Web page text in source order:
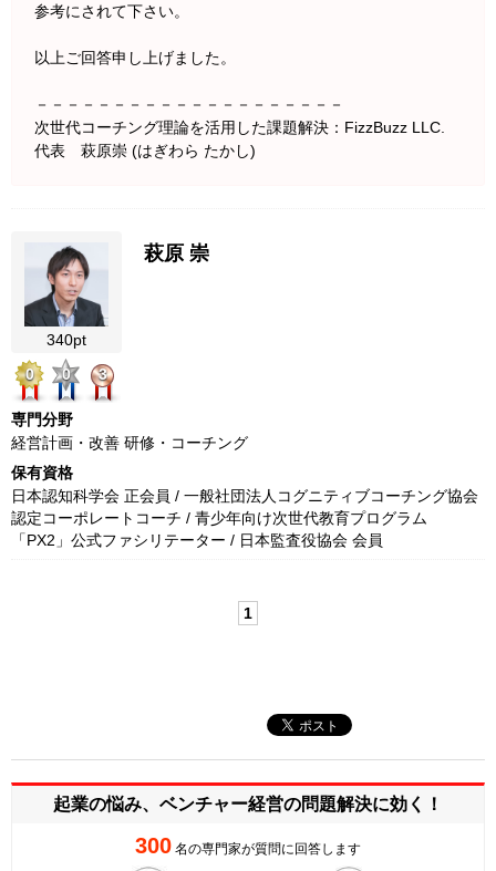
参考にされて下さい。
以上ご回答申し上げました。
－－－－－－－－－－－－－－－－－－－－
次世代コーチング理論を活用した課題解決：FizzBuzz LLC.
代表 萩原崇 (はぎわら たかし)
340pt
0
0 3
萩原 崇
専門分野
経営計画・改善 研修・コーチング
保有資格
日本認知科学会 正会員 / 一般社団法人コグニティブコーチング協会
認定コーポレートコーチ / 青少年向け次世代教育プログラム
「PX2」公式ファシリテーター / 日本監査役協会 会員
1
起業の悩み、ベンチャー経営の問題解決に効く！
300 名の専門家が質問に回答します